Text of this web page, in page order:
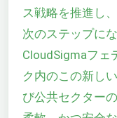
ス戦略を推進し
次のステップに
CloudSigmaフェ
ク内のこの新し
び公共セクター